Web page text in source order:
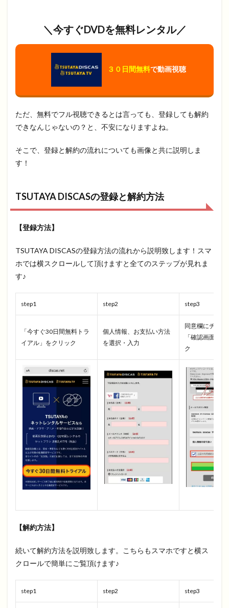
＼今すぐDVDを無料レンタル／
３０日間無料で動画視聴
ただ、無料でフル視聴できるとは言っても、登録しても解約
できなんじゃないの？と、不安になりますよね。
そこで、登録と解約の流れについても画像と共に説明しま
す！
TSUTAYA DISCASの登録と解約方法
【登録方法】
TSUTAYA DISCASの登録方法の流れから説明致します！スマ
ホでは横スクロールして頂けますと全てのステップが見れま
す♪
step1 step2 step3
「今すぐ30日間無料トラ
イアル」をクリック
個人情報、お支払い方法
を選択・入力
同意欄にチェ
「確認画面へ
ク
【解約方法】
続いて解約方法を説明致します。こちらもスマホですと横ス
クロールで簡単にご覧頂けます♪
step1 step2 step3